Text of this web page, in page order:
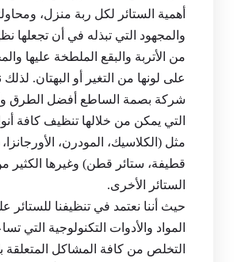
أهمية الستائر لكل ربة منزل،
والمجهود التي تبذله في أن تجعلها
من الأتربة والبقع الملطخة عليها
على لونها من التغير أو البهتان.
شركة بصمة الساطع أفضل الطرق
التي يمكن من خلالها تنظيف كافة
مثل (الكلاسيك، المودرن، الأورجانزا،
قطيفة، ستائر قطن) وغيرها الكثير
الستائر الأخرى.
حيث أننا نعتمد في تنظيفنا للستائر
المواد والأدوات التكنولوجية التي
التخلص من كافة المشاكل المتعلقة